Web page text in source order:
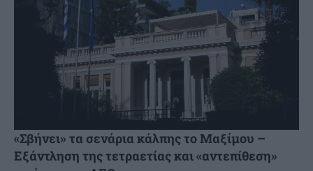
«Σβήνει» τα σενάρια κάλπης το Μαξίμου –
Εξάντληση της τετραετίας και «αντεπίθεση»